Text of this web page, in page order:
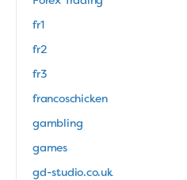
fr1
fr2
fr3
francoschicken
gambling
games
gd-studio.co.uk